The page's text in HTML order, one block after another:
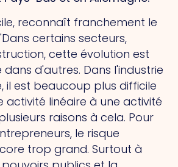
reconnaît franchement le
certains secteurs,
cette évolution est
d'autres. Dans l'industrie
il est beaucoup plus difficile
activité linéaire à une activité
raisons à cela. Pour
le risque
trop grand. Surtout à